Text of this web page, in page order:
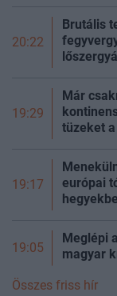
20:22
Brutális
19:29
Már
tüzeket
19:17
európai
19:05
Meglépi
magyar
Összes friss hír